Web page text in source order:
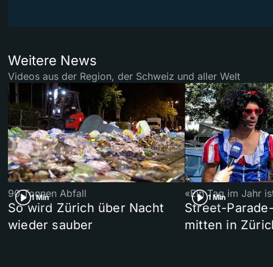
Weitere News
Videos aus der Region, der Schweiz und aller Welt
1 Min
90 Tonnen Abfall
So wird Zürich über Nacht
wieder sauber
1 Min
«Ein Tag im Jahr
Street-
mitten in